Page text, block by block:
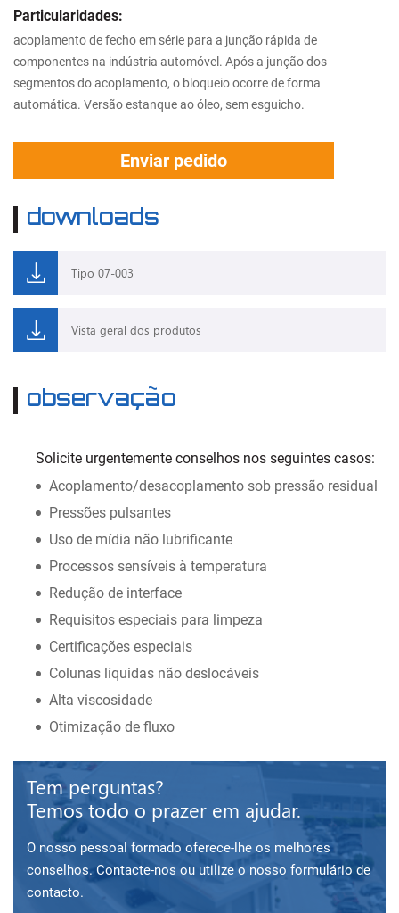
Particularidades:
acoplamento de fecho em série para a junção rápida de
componentes na indústria automóvel. Após a junção dos
segmentos do acoplamento, o bloqueio ocorre de forma
automática. Versão estanque ao óleo, sem esguicho.
Enviar pedido
downloads
Tipo 07-003
Vista geral dos produtos
observação
Solicite urgentemente conselhos nos seguintes casos:
Acoplamento/desacoplamento sob pressão residual
Pressões pulsantes
Uso de mídia não lubrificante
Processos sensíveis à temperatura
Redução de interface
Requisitos especiais para limpeza
Certificações especiais
Colunas líquidas não deslocáveis
Alta viscosidade
Otimização de fluxo
Tem perguntas?
Temos todo o prazer em ajudar.
O nosso pessoal formado oferece-lhe os melhores
conselhos. Contacte-nos ou utilize o nosso formulário de
contacto.